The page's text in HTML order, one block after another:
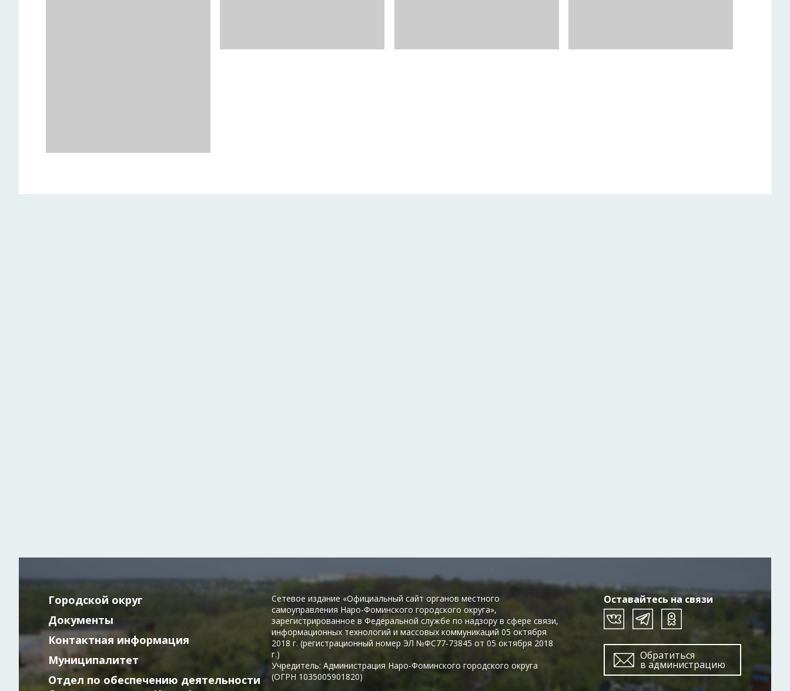
Оставайтесь на связи
Обратиться
в администрацию
Городской округ
Документы
Контактная информация
Муниципалитет
Отдел по обеспечению деятельности
Сетевое издание «Официальный сайт органов местного
самоуправления Наро-Фоминского городского округа»,
зарегистрированное в Федеральной службе по надзору в сфере связи,
информационных технологий и массовых коммуникаций 05 октября
2018 г. (регистрационный номер ЭЛ №ФС77-73845 от 05 октября 2018
г.)
Учредитель: Администрация Наро-Фоминского городского округа
(ОГРН 1035005901820)